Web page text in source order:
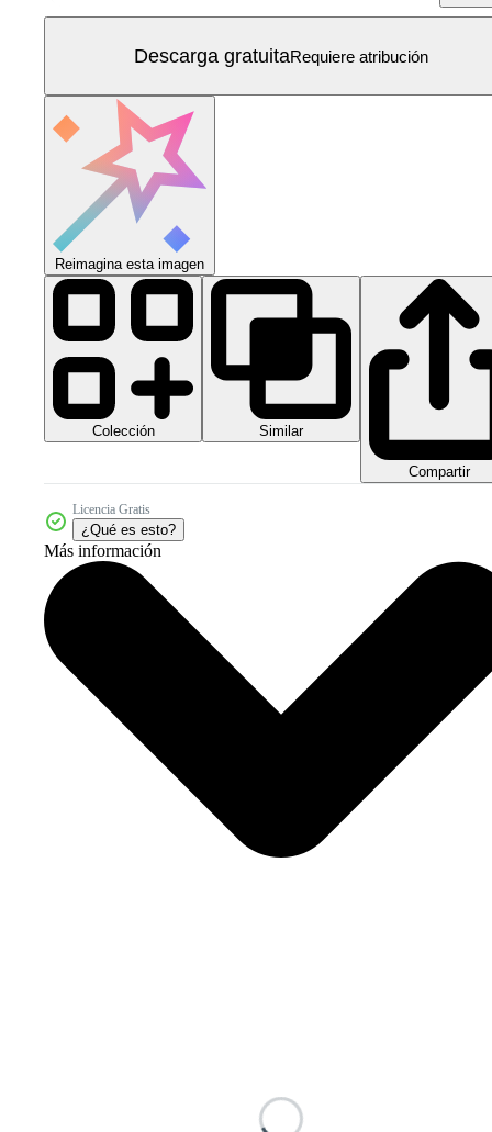
Descarga gratuitaRequiere atribución
Reimagina esta imagen
Colección Similar
Compartir
Licencia Gratis
¿Qué es esto?
Más información